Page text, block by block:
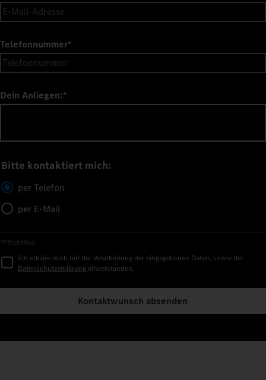
Telefonnummer*
Dein Anliegen:*
Bitte kontaktiert mich:
per Telefon
per E-Mail
*Pflichtfeld
Ich erkläre mich mit der Verarbeitung der eingegebenen Daten, sowie der
Datenschutzerklärung einverstanden.
Kontaktwunsch absenden